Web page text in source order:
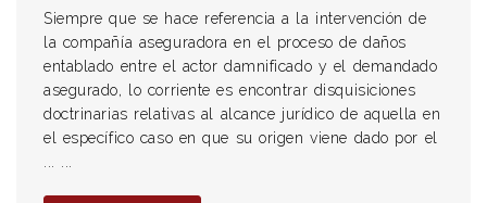
Siempre que se hace referencia a la intervención de
la compañía aseguradora en el proceso de daños
entablado entre el actor damnificado y el demandado
asegurado, lo corriente es encontrar disquisiciones
doctrinarias relativas al alcance jurídico de aquella en
el específico caso en que su origen viene dado por el